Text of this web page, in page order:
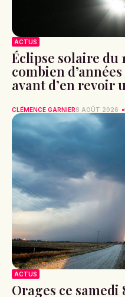
ACTUS
Éclipse solaire du
combien
avant d’en revoir
CLÉMENCE GARNIER8 AOÛT 2026
ACTUS
Orages ce samedi